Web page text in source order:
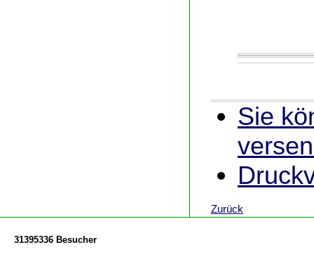
Sie
Zurück
31395336 Besucher